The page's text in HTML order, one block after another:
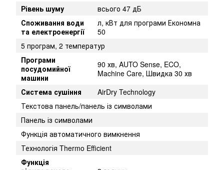
Рівень шуму
всього 47 дБ
Споживання води
та електроенергії
л, кВт для програми Економна
50
5 програм, 2 температур
Програми
посудомийної
машини
90 хв, AUTO Sense, ECO,
Machine Care, Швидка 30 хв
Система сушіння
AirDry Technology
Текстова панель/панель із символами
Панель із символами
Функція автоматичного вимкнення
Технологія Thermo Efficient
Функція